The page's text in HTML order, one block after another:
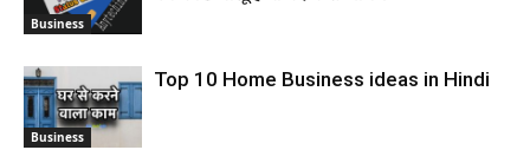
Business
Business
Top 10 Home Business ideas in Hindi